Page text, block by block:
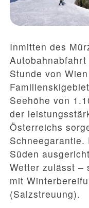
Inmitten des
Stunde von
Seehöhe von
der
Österreichs
Süden
Wetter zulässt –
mit
(Salzstreuung).